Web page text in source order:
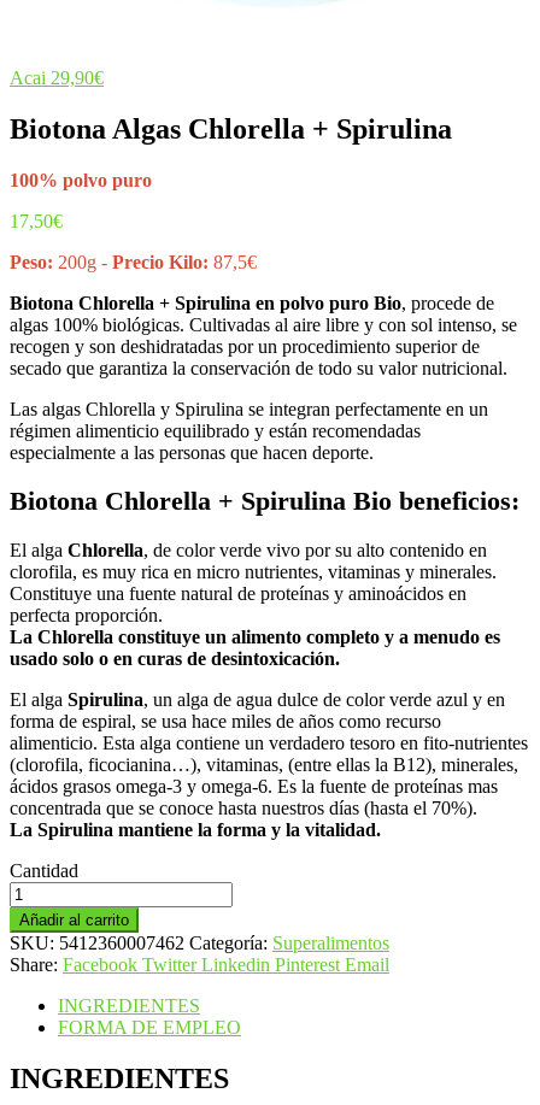
Acai 29,90€
Biotona Algas Chlorella + Spirulina
100% polvo puro
17,50€
Peso: 200g - Precio Kilo: 87,5€
Biotona Chlorella + Spirulina en polvo puro Bio, procede de
algas 100% biológicas. Cultivadas al aire libre y con sol intenso, se
recogen y son deshidratadas por un procedimiento superior de
secado que garantiza la conservación de todo su valor nutricional.
Las algas Chlorella y Spirulina se integran perfectamente en un
régimen alimenticio equilibrado y están recomendadas
especialmente a las personas que hacen deporte.
Biotona Chlorella + Spirulina Bio beneficios:
El alga Chlorella, de color verde vivo por su alto contenido en
clorofila, es muy rica en micro nutrientes, vitaminas y minerales.
Constituye una fuente natural de proteínas y aminoácidos en
perfecta proporción.
La Chlorella constituye un alimento completo y a menudo es
usado solo o en curas de desintoxicación.
El alga Spirulina, un alga de agua dulce de color verde azul y en
forma de espiral, se usa hace miles de años como recurso
alimenticio. Esta alga contiene un verdadero tesoro en fito-nutrientes
(clorofila, ficocianina…), vitaminas, (entre ellas la B12), minerales,
ácidos grasos omega-3 y omega-6. Es la fuente de proteínas mas
concentrada que se conoce hasta nuestros días (hasta el 70%).
La Spirulina mantiene la forma y la vitalidad.
Cantidad
Biotona
Algas
Chlorella
+
Spirulina
cantidad
Añadir al carrito
SKU: 5412360007462 Categoría: Superalimentos
Share: Facebook Twitter Linkedin Pinterest Email
INGREDIENTES
FORMA DE EMPLEO
INGREDIENTES